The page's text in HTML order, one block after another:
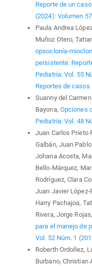
Reporte de un
(2024): Volumen
Paula Andrea
Muñoz Otero,
opsoclonía-
persistente:
Pediatría: Vol. 55
Reportes de casos
Suanny del
Bayona, Opciones
Pediatría: Vol. 48
Juan Carlos Prieto
Galbán, Juan
Johana Acosta,
Bello-Márquez,
Rodríguez, Clara
Juan Javier López-
Harry Pachajoa,
Rivera, Jorge
para el manejo de
Vol. 52 Núm. 1
Roberth Ordoñez,
Burbano, Christian